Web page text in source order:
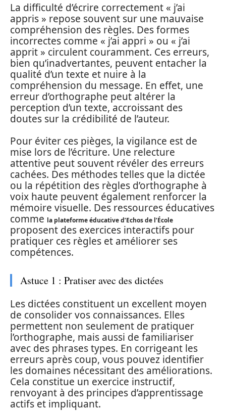
La difficulté d’écrire correctement « j’ai
appris » repose souvent sur une mauvaise
compréhension des règles. Des formes
incorrectes comme « j’ai appri » ou « j’ai
apprit » circulent couramment. Ces erreurs,
bien qu’inadvertantes, peuvent entacher la
qualité d’un texte et nuire à la
compréhension du message. En effet, une
erreur d’orthographe peut altérer la
perception d’un texte, accroissant des
doutes sur la crédibilité de l’auteur.
Pour éviter ces pièges, la vigilance est de
mise lors de l’écriture. Une relecture
attentive peut souvent révéler des erreurs
cachées. Des méthodes telles que la dictée
ou la répétition des règles d’orthographe à
voix haute peuvent également renforcer la
mémoire visuelle. Des ressources éducatives
comme la plateforme éducative d’Echos de l’École
proposent des exercices interactifs pour
pratiquer ces règles et améliorer ses
compétences.
Astuce 1 : Pratiser avec des dictées
Les dictées constituent un excellent moyen
de consolider vos connaissances. Elles
permettent non seulement de pratiquer
l’orthographe, mais aussi de familiariser
avec des phrases types. En corrigeant les
erreurs après coup, vous pouvez identifier
les domaines nécessitant des améliorations.
Cela constitue un exercice instructif,
renvoyant à des principes d’apprentissage
actifs et impliquant.